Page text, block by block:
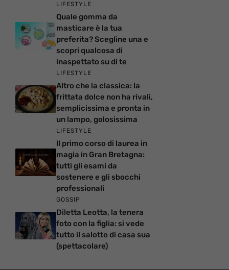
LIFESTYLE
Quale gomma da
masticare è la tua
preferita? Scegline una e
scopri qualcosa di
inaspettato su di te
LIFESTYLE
Altro che la classica: la
frittata dolce non ha rivali,
semplicissima e pronta in
un lampo, golosissima
LIFESTYLE
Il primo corso di laurea in
magia in Gran Bretagna:
tutti gli esami da
sostenere e gli sbocchi
professionali
GOSSIP
Diletta Leotta, la tenera
foto con la figlia: si vede
tutto il salotto di casa sua
(spettacolare)